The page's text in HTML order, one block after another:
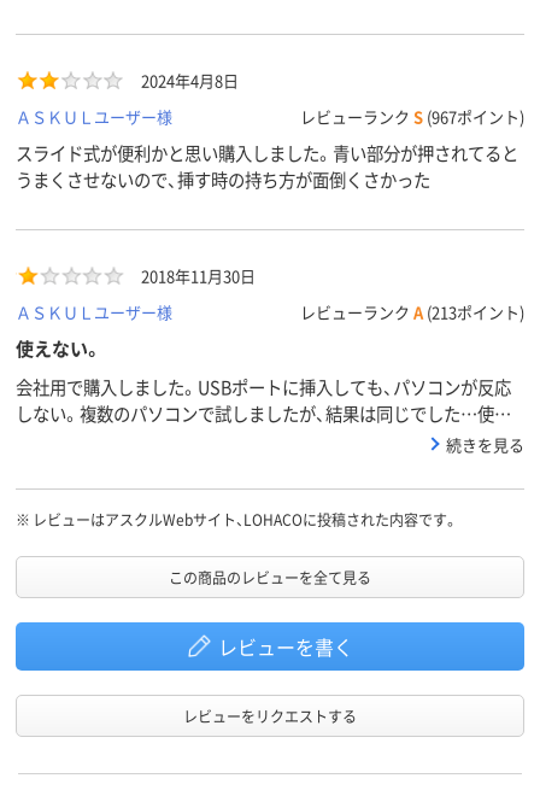
形状
ストラッ
プホール
あり
2024年4月8日
ＡＳＫＵＬユーザー様
レビューランク S (967ポイント)
スライド式が便利かと思い購入しました。青い部分が押されてると
うまくさせないので、挿す時の持ち方が面倒くさかった
2018年11月30日
ＡＳＫＵＬユーザー様
レビューランク A (213ポイント)
使えない。
会社用で購入しました。USBポートに挿入しても、パソコンが反応
しない。複数のパソコンで試しましたが、結果は同じでした…使い
続きを見る
※ レビューはアスクルWebサイト、LOHACOに投稿された内容です。
この商品のレビューを全て見る
レビューを書く
レビューをリクエストする